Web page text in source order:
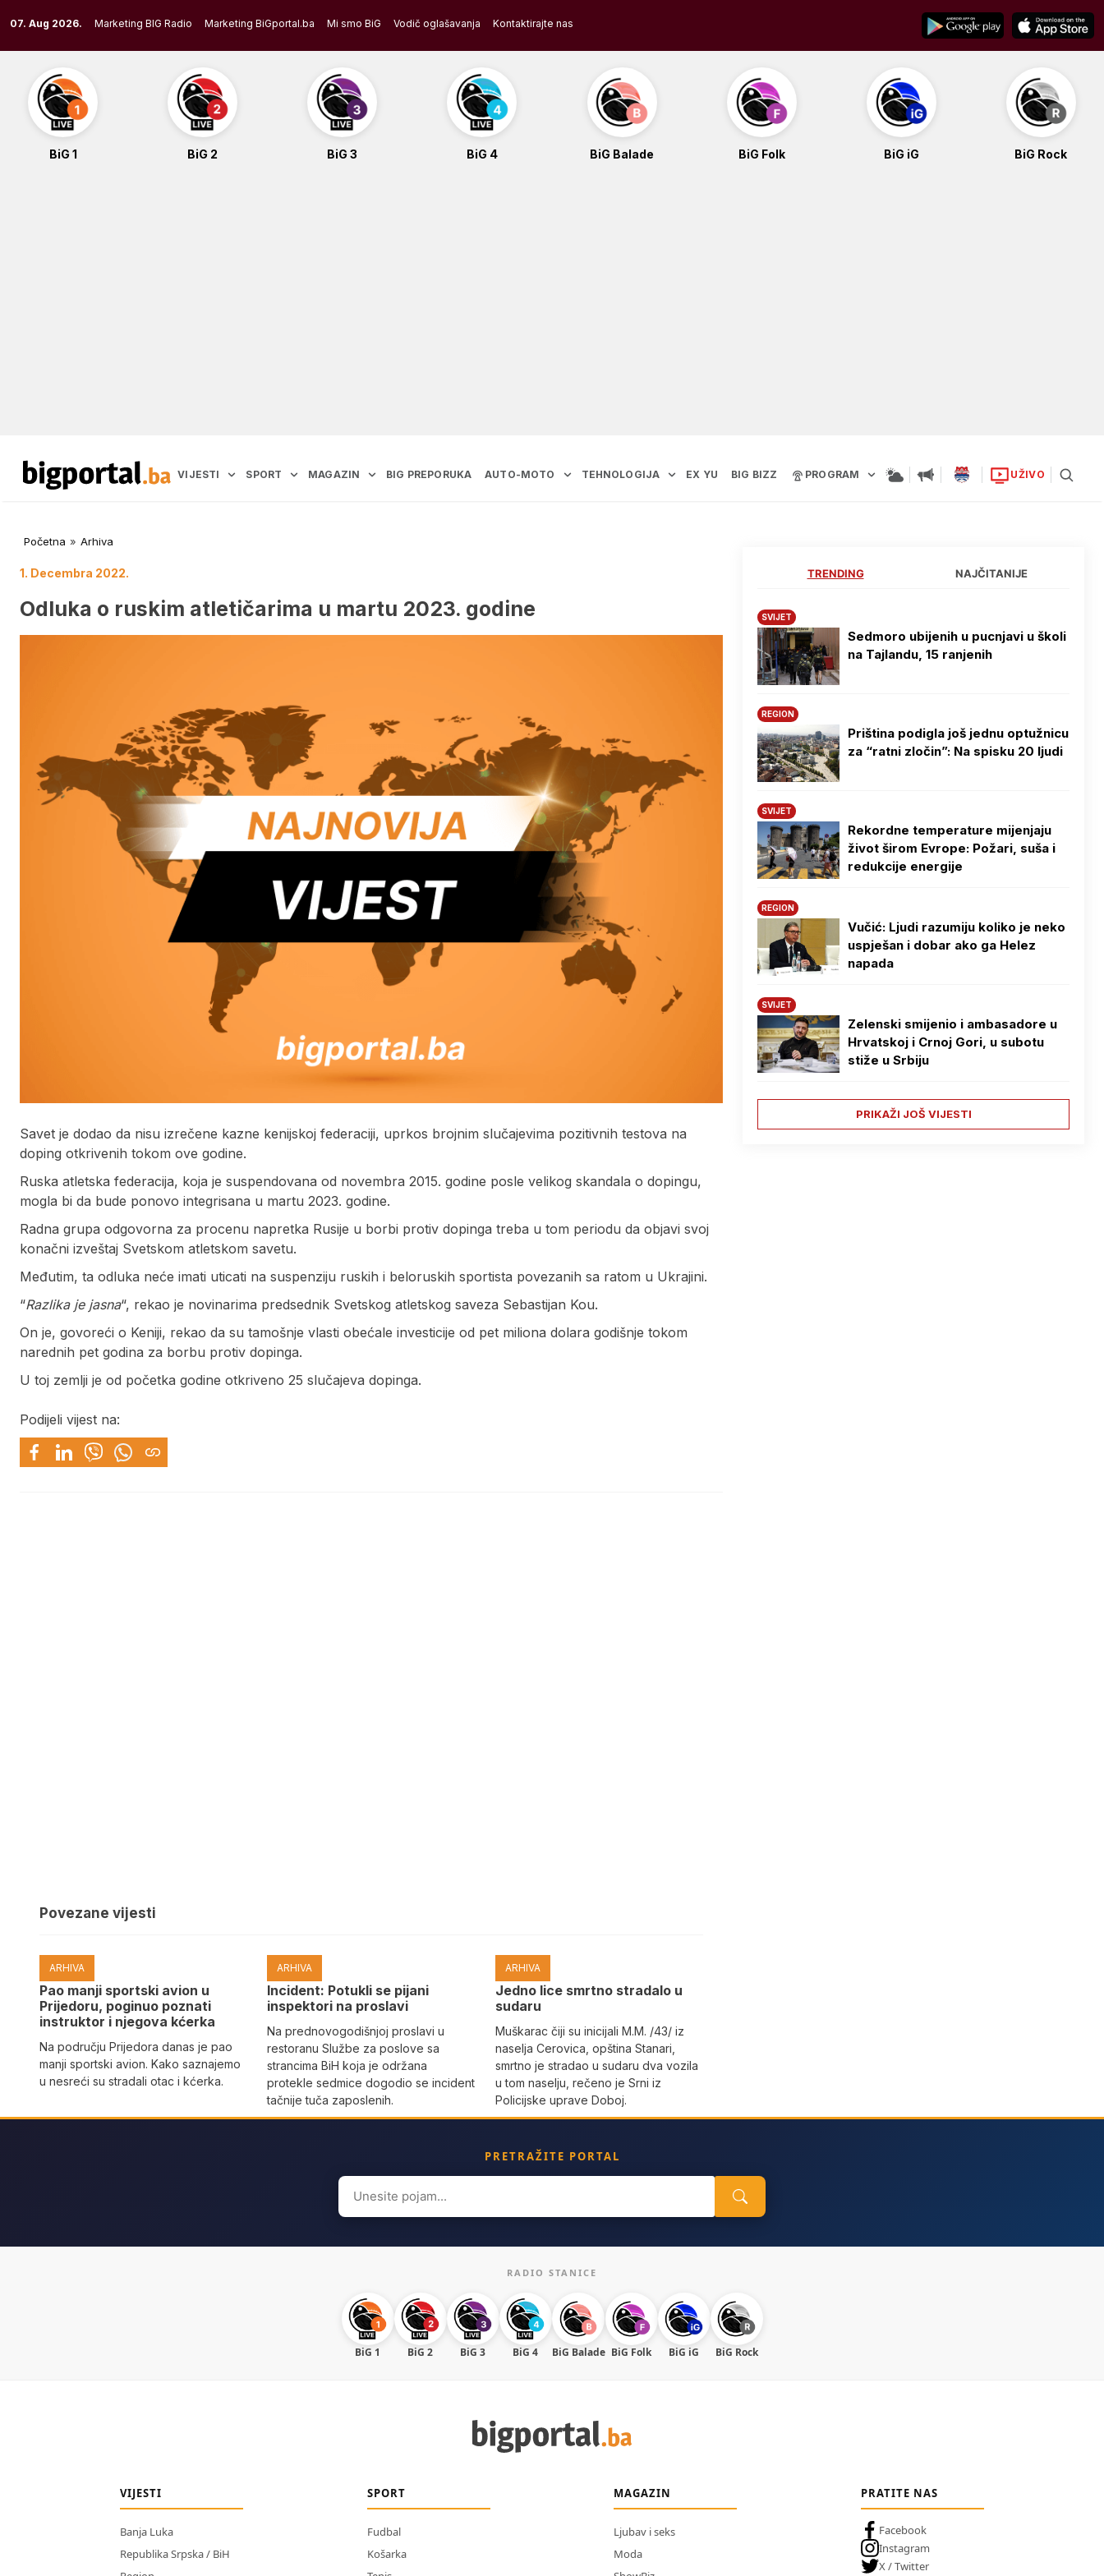
to
content
07. Aug 2026. Marketing BIG Radio Marketing BiGportal.ba Mi smo BiG Vodič oglašavanja Kontaktirajte nas
BiG 1 BiG 2 BiG 3 BiG 4 BiG Balade BiG Folk BiG iG BiG Rock
VIJESTI SPORT MAGAZIN BIG PREPORUKA AUTO-MOTO TEHNOLOGIJA EX YU BIG BIZZ PROGRAM UŽIVO
Početna » Arhiva
1. Decembra 2022.
Odluka o ruskim atletičarima u martu 2023. godine
Savet je dodao da nisu izrečene kazne kenijskoj federaciji, uprkos brojnim slučajevima pozitivnih testova na
doping otkrivenih tokom ove godine.
Ruska atletska federacija, koja je suspendovana od novembra 2015. godine posle velikog skandala o dopingu,
mogla bi da bude ponovo integrisana u martu 2023. godine.
Radna grupa odgovorna za procenu napretka Rusije u borbi protiv dopinga treba u tom periodu da objavi svoj
konačni izveštaj Svetskom atletskom savetu.
Međutim, ta odluka neće imati uticati na suspenziju ruskih i beloruskih sportista povezanih sa ratom u Ukrajini.
“Razlika je jasna“, rekao je novinarima predsednik Svetskog atletskog saveza Sebastijan Kou.
On je, govoreći o Keniji, rekao da su tamošnje vlasti obećale investicije od pet miliona dolara godišnje tokom
narednih pet godina za borbu protiv dopinga.
U toj zemlji je od početka godine otkriveno 25 slučajeva dopinga.
Podijeli vijest na:
Povezane vijesti
ARHIVA
Pao manji sportski avion u
Prijedoru, poginuo poznati
instruktor i njegova kćerka
Na području Prijedora danas je pao
manji sportski avion. Kako saznajemo
u nesreći su stradali otac i kćerka.
ARHIVA
Incident: Potukli se pijani
inspektori na proslavi
Na prednovogodišnjoj proslavi u
restoranu Službe za poslove sa
strancima BiH koja je održana
protekle sedmice dogodio se incident
tačnije tuča zaposlenih.
ARHIVA
Јedno lice smrtno stradalo u
sudaru
Muškarac čiji su inicijali M.M. /43/ iz
naselja Cerovica, opština Stanari,
smrtno je stradao u sudaru dva vozila
u tom naselju, rečeno je Srni iz
Policijske uprave Doboj.
TRENDING NAJČITANIJE
SVIJET
Sedmoro ubijenih u pucnjavi u školi
na Tajlandu, 15 ranjenih
REGION
Priština podigla još jednu optužnicu
za “ratni zločin”: Na spisku 20 ljudi
SVIJET
Rekordne temperature mijenjaju
život širom Evrope: Požari, suša i
redukcije energije
REGION
Vučić: Ljudi razumiju koliko je neko
uspješan i dobar ako ga Helez
napada
SVIJET
Zelenski smijenio i ambasadore u
Hrvatskoj i Crnoj Gori, u subotu
stiže u Srbiju
PRIKAŽI JOŠ VIJESTI
PRETRAŽITE PORTAL
Search
for:
RADIO STANICE
BiG 1 BiG 2 BiG 3 BiG 4 BiG Balade BiG Folk BiG iG BiG Rock
VIJESTI
Banja Luka
Republika Srpska / BiH
SPORT
Fudbal
Košarka
MAGAZIN
Ljubav i seks
Moda
PRATITE NAS
Facebook
Instagram
X / Twitter